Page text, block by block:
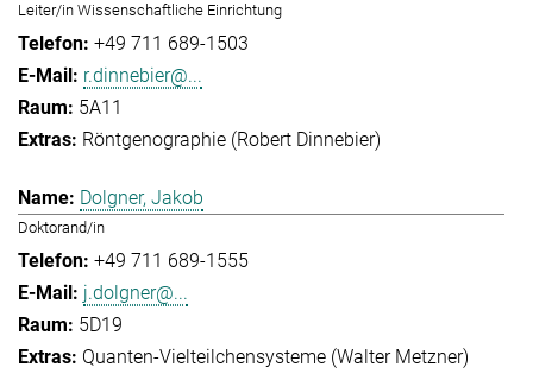
Leiter/in Wissenschaftliche Einrichtung
+49 711 689-1503
r.dinnebier@...
5A11
Röntgenographie (Robert Dinnebier)
Dolgner, Jakob
Doktorand/in
+49 711 689-1555
j.dolgner@...
5D19
Quanten-Vielteilchensysteme (Walter Metzner)